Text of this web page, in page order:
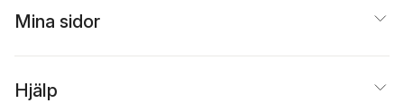
Mina sidor
Hjälp